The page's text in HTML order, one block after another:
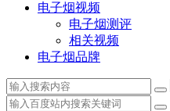
电子烟视频
电子烟测评
相关视频
电子烟品牌